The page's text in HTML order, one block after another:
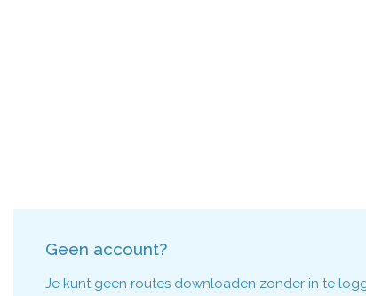
Geen account?
Je kunt geen routes downloaden zonder in te